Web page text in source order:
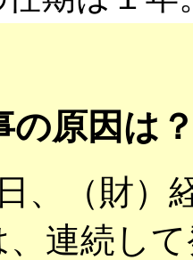
の原因は
、（財
連続し